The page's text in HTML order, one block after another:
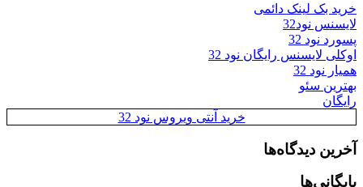
خرید بک لینک دائمی
لایسنس نود32
پسورد نود 32
اوکلی لایسنس رایگان نود 32
همیار نود 32
بهترین سئو
رایگان
خرید آنتی ویروس نود 32
آخرین دیدگاه‌ها
بایگانی‌ها